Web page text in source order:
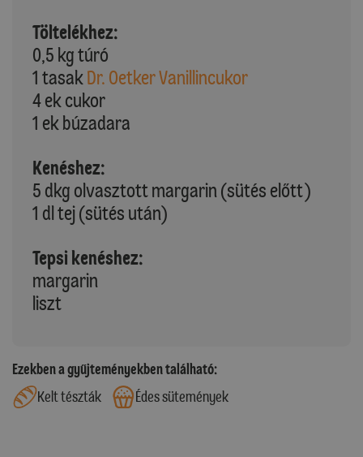
Töltelékhez:
0,5 kg túró
1 tasak Dr. Oetker Vanillincukor
4 ek cukor
1 ek búzadara
Kenéshez:
5 dkg olvasztott margarin (sütés előtt)
1 dl tej (sütés után)
Tepsi kenéshez:
margarin
liszt
Ezekben a gyűjteményekben található:
Kelt tészták
Édes sütemények